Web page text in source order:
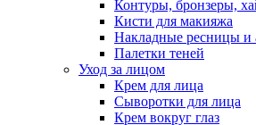
Контуры, бронзеры,
Кисти для макияжа
Накладные ресницы и
Палетки теней
Уход за лицом
Крем для лица
Сыворотки для лица
Крем вокруг глаз